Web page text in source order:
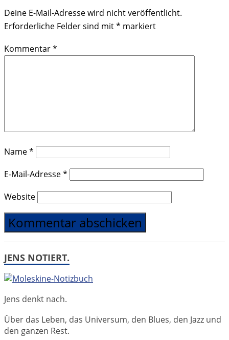
Deine E-Mail-Adresse wird nicht veröffentlicht.
Erforderliche Felder sind mit* markiert
Kommentar*
Name*
E-Mail-Adresse*
Website
JENS NOTIERT.
Jens denkt nach.
Über das Leben, das Universum, den Blues, den Jazz und
den ganzen Rest.